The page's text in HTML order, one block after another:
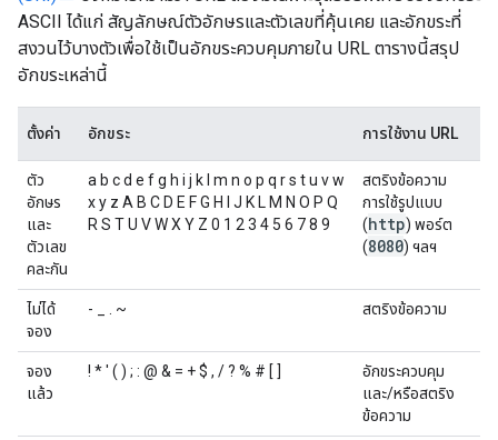
ASCII ได้แก่ สัญลักษณ์ตัวอักษรและตัวเลขที่คุ้นเคย และอักขระที่
สงวนไว้บางตัวเพื่อใช้เป็นอักขระควบคุมภายใน URL ตารางนี้สรุป
อักขระเหล่านี้
ตั้งค่า อักขระ การใช้งาน URL
ตัว
อักษร
และ
ตัวเลข
คละกัน
a b c d e f g h i j k l m n o p q r s t u v w
x y z A B C D E F G H I J K L M N O P Q
R S T U V W X Y Z 0 1 2 3 4 5 6 7 8 9
สตริงข้อความ
การใช้รูปแบบ
(http) พอร์ต
(8080) ฯลฯ
ไม่ได้
จอง
- _ . ~ สตริงข้อความ
จอง
แล้ว
! * ' ( ) ; : @ & = + $ , / ? % # [ ]
อักขระควบคุม
และ/หรือสตริง
ข้อความ